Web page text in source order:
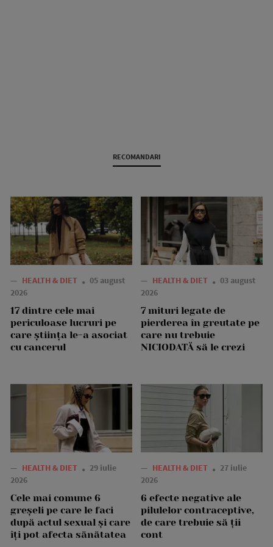
RECOMANDARI
— HEALTH & DIET
05 august
2026
17 dintre cele mai
periculoase lucruri pe
care știința le-a asociat
cu cancerul
— HEALTH & DIET
03 august
2026
7 mituri legate de
pierderea în greutate pe
care nu trebuie
NICIODATĂ să le crezi
— HEALTH & DIET
29 iulie
2026
Cele mai comune 6
greșeli pe care le faci
după actul sexual și care
îți pot afecta sănătatea
— HEALTH & DIET
27 iulie
2026
6 efecte negative ale
pilulelor contraceptive,
de care trebuie să ții
cont